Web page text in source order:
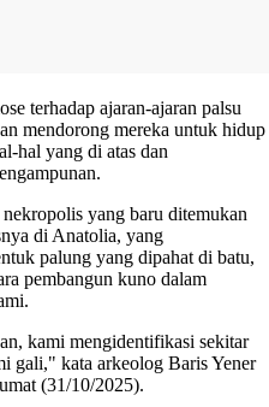
terhadap ajaran-ajaran palsu
mendorong mereka untuk hidup
hal yang di atas dan
yang baru ditemukan
di Anatolia, yang
palung yang dipahat di batu,
pembangun kuno dalam
kami mengidentifikasi sekitar
gali," kata arkeolog Baris Yener
(31/10/2025).